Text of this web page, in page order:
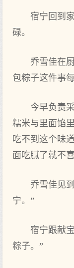
宿宁回到‌
碌。
乔雪佳在
包粽子这件事
今早负责
糯米与里面馅
吃不到‌这个‌味
面吃腻了就不喜
乔雪佳见
宁。”
宿宁跟献
粽子。”